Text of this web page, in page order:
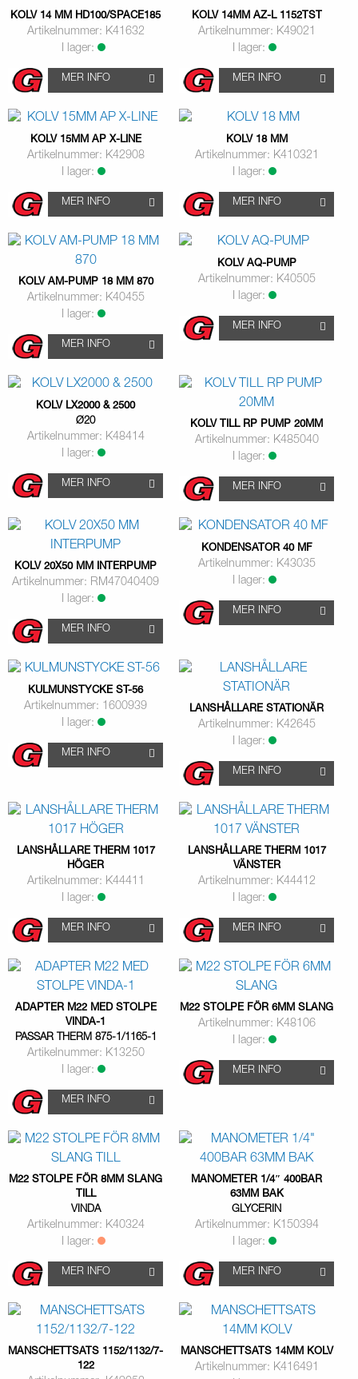
KOLV 14 MM HD100/SPACE185
Artikelnummer: K41632
I lager:
MER INFO
KOLV 14MM AZ-L 1152TST
Artikelnummer: K49021
I lager:
MER INFO
KOLV 15MM AP X-LINE
Artikelnummer: K42908
I lager:
MER INFO
KOLV 18 MM
Artikelnummer: K410321
I lager:
MER INFO
KOLV AM-PUMP 18 MM 870
Artikelnummer: K40455
I lager:
MER INFO
KOLV AQ-PUMP
Artikelnummer: K40505
I lager:
MER INFO
KOLV LX2000 & 2500
Ø20
Artikelnummer: K48414
I lager:
MER INFO
KOLV TILL RP PUMP 20MM
Artikelnummer: K485040
I lager:
MER INFO
KOLV 20X50 MM INTERPUMP
Artikelnummer: RM47040409
I lager:
MER INFO
KONDENSATOR 40 MF
Artikelnummer: K43035
I lager:
MER INFO
KULMUNSTYCKE ST-56
Artikelnummer: 1600939
I lager:
MER INFO
LANSHÅLLARE STATIONÄR
Artikelnummer: K42645
I lager:
MER INFO
LANSHÅLLARE THERM 1017
HÖGER
Artikelnummer: K44411
I lager:
MER INFO
LANSHÅLLARE THERM 1017
VÄNSTER
Artikelnummer: K44412
I lager:
MER INFO
ADAPTER M22 MED STOLPE
VINDA-1
PASSAR THERM 875-1/1165-1
Artikelnummer: K13250
I lager:
MER INFO
M22 STOLPE FÖR 6MM SLANG
Artikelnummer: K48106
I lager:
MER INFO
M22 STOLPE FÖR 8MM SLANG
TILL
VINDA
Artikelnummer: K40324
I lager:
MER INFO
MANOMETER 1/4″ 400BAR
63MM BAK
GLYCERIN
Artikelnummer: K150394
I lager:
MER INFO
MANSCHETTSATS 1152/1132/7-
122
MANSCHETTSATS 14MM KOLV
Artikelnummer: K416491